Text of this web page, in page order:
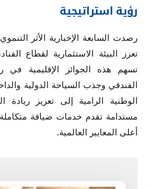
رؤية استراتيجية
رصدت السابعة الإخبارية الأثر
تعزز البيئة الاستثمارية لقطاع
تسهم هذه الجوائز الإقليمية في
الفندقي وجذب السياحة الدولية
الوطنية الرامية إلى تعزيز ريادة
مستدامة تقدم خدمات ضيافة
أعلى المعايير العالمية.